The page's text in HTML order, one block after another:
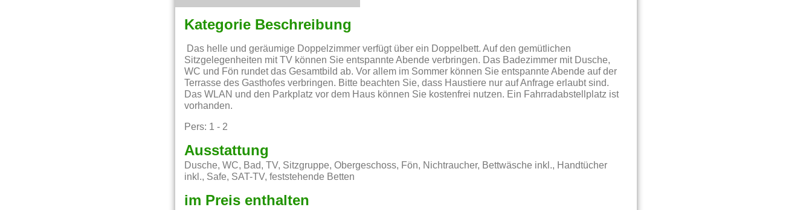
Kategorie Beschreibung
Das helle und geräumige Doppelzimmer verfügt über ein Doppelbett. Auf den gemütlichen
Sitzgelegenheiten mit TV können Sie entspannte Abende verbringen. Das Badezimmer mit Dusche,
WC und Fön rundet das Gesamtbild ab. Vor allem im Sommer können Sie entspannte Abende auf der
Terrasse des Gasthofes verbringen. Bitte beachten Sie, dass Haustiere nur auf Anfrage erlaubt sind.
Das WLAN und den Parkplatz vor dem Haus können Sie kostenfrei nutzen. Ein Fahrradabstellplatz ist
vorhanden.
Pers: 1 - 2
Ausstattung
Dusche, WC, Bad, TV, Sitzgruppe, Obergeschoss, Fön, Nichtraucher, Bettwäsche inkl., Handtücher
inkl., Safe, SAT-TV, feststehende Betten
im Preis enthalten